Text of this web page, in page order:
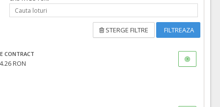
STERGE FILTRE FILTREAZA
CONTRACT
RON